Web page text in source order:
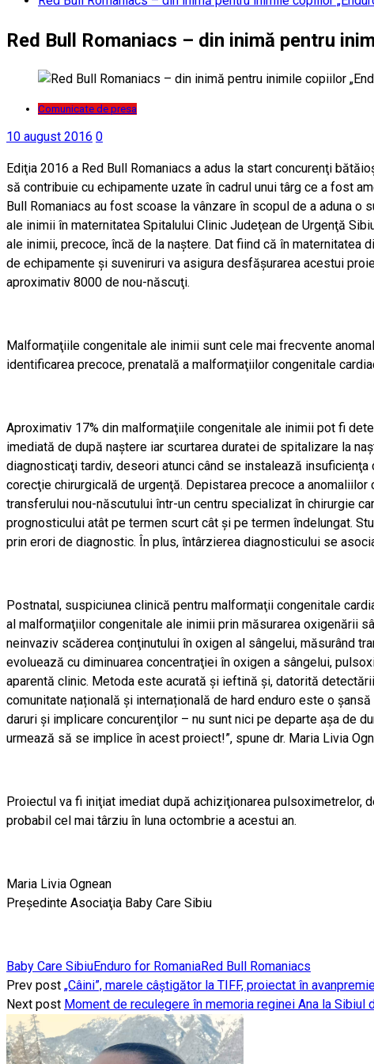
Red Bull Romaniacs – din inimă pentru
Comunicate de presa
10 august 2016 0
Ediţia 2016 a Red Bull Romaniacs a adus la start concurenţi
să contribuie cu echipamente uzate în cadrul unui târg ce a fost
Bull Romaniacs au fost scoase la vânzare în scopul de a aduna
ale inimii în maternitatea Spitalului Clinic Judeţean de Urgenţă
ale inimii, precoce, încă de la naştere. Dat fiind că în
de echipamente şi suveniruri va asigura desfăşurarea acestui
aproximativ 8000 de nou-născuţi.
Malformaţiile congenitale ale inimii sunt cele mai frecvente
identificarea precoce, prenatală a malformaţiilor congenitale
Aproximativ 17% din malformaţiile congenitale ale inimii pot fi
imediată de după naştere iar scurtarea duratei de spitalizare la
diagnosticaţi tardiv, deseori atunci când se instalează
corecţie chirurgicală de urgenţă. Depistarea precoce a
transferului nou-născutului într-un centru specializat în chirurgie
prognosticului atât pe termen scurt cât şi pe termen îndelungat.
prin erori de diagnostic. În plus, întârzierea diagnosticului se
Postnatal, suspiciunea clinică pentru malformaţii congenitale
al malformaţiilor congenitale ale inimii prin măsurarea oxigenării
neinvaziv scăderea conţinutului în oxigen al sângelui, măsurând
evoluează cu diminuarea concentraţiei în oxigen a sângelui,
aparentă clinic. Metoda este acurată şi ieftină şi, datorită
comunitate națională și internațională de hard enduro este o
daruri şi implicare concurenţilor – nu sunt nici pe departe aşa de
urmează să se implice în acest proiect!”, spune dr. Maria Livia
Proiectul va fi iniţiat imediat după achiziţionarea pulsoximetrelor,
probabil cel mai târziu în luna octombrie a acestui an.
Maria Livia Ognean
Preşedinte Asociaţia Baby Care Sibiu
Baby Care SibiuEnduro for RomaniaRed Bull Romaniacs
Prev post „Câini”, marele câștigător la TIFF, proiectat în
Next post Moment de reculegere în memoria reginei Ana la Sibiul